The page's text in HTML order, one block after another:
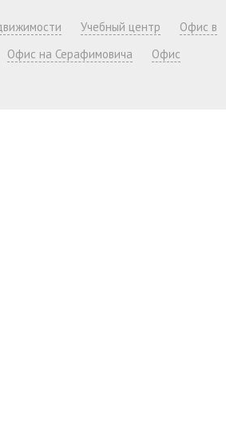
Учебный центр
Офис в
Офис на Серафимовича
Офис